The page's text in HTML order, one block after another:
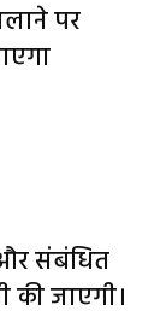
पर
संबंधित
की जाएगी।